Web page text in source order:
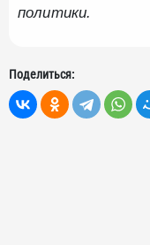
политики.
Поделиться: